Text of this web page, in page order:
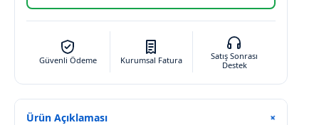
Güvenli Ödeme Kurumsal Fatura
Satış Sonrası
Destek
Ürün Açıklaması +